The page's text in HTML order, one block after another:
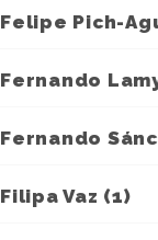
Felipe Pich-
Fernando
Fernando
Filipa Vaz (1)